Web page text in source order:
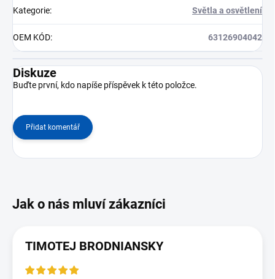
Kategorie: Světla a osvětlení
OEM KÓD: 63126904042
Diskuze
Buďte první, kdo napíše příspěvek k této položce.
Přidat komentář
TIMOTEJ BRODNIANSKY